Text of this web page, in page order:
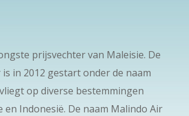
prijsvechter van Maleisie. De
in 2012 gestart onder de naam
op diverse bestemmingen
en Indonesië. De naam Malindo Air